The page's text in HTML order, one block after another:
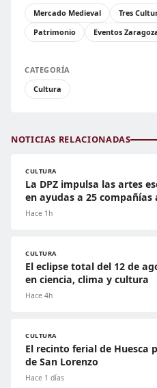
Mercado Medieval
Tres
Patrimonio
Eventos
CATEGORÍA
Cultura
NOTICIAS RELACIONADAS
CULTURA
La DPZ impulsa las artes
en ayudas a 25 compañías
Hace 1h
CULTURA
El eclipse total del 12 de
en ciencia, clima y cultura
Hace 4h
CULTURA
El recinto ferial de Huesca
de San Lorenzo
Hace 1 días